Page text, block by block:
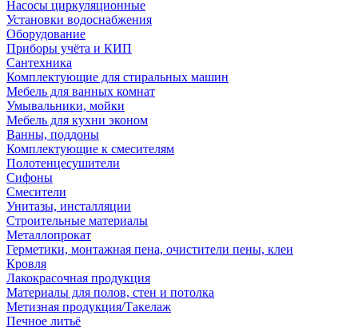
Насосы циркуляционные
Установки водоснабжения
Оборудование
Приборы учёта и КИП
Сантехника
Комплектующие для стиральных машин
Мебель для ванных комнат
Умывальники, мойки
Мебель для кухни эконом
Ванны, поддоны
Комплектующие к смесителям
Полотенцесушители
Сифоны
Смесители
Унитазы, инсталляции
Строительные материалы
Металлопрокат
Герметики, монтажная пена, очистители пены, клеи
Кровля
Лакокрасочная продукция
Материалы для полов, стен и потолка
Метизная продукция/Такелаж
Печное литьё